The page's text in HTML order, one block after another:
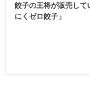
餃子の王将が販売して
にくゼロ餃子」